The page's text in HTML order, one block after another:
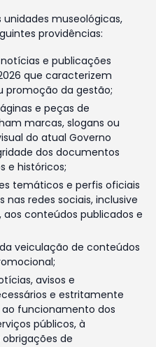
museológicas,
providências:
e publicações
que caracterizem
promoção da gestão;
e peças de
marcas, slogans ou
do atual Governo
dos documentos
e históricos;
temáticos e perfis oficiais
nas redes sociais, inclusive
conteúdos publicados e
veiculação de conteúdos
avisos e
e estritamente
funcionamento dos
públicos, à
de